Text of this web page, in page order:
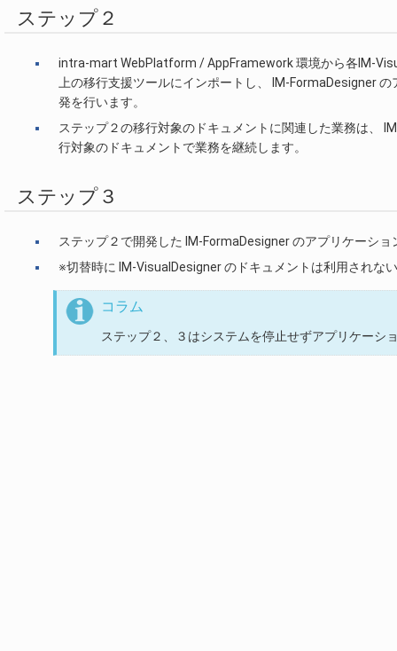
ステップ２
intra-mart WebPlatform / AppFramework 環境から各IM-
上の移行支援ツールにインポートし、 IM-FormaDesigner
発を行います。
ステップ２の移行対象のドキュメントに関連した業務は、
行対象のドキュメントで業務を継続します。
ステップ３
ステップ２で開発した IM-FormaDesigner のアプリケーシ
※切替時に IM-VisualDesigner のドキュメントは利用されな
コラム
ステップ２、３はシステムを停止せずアプリケーシ